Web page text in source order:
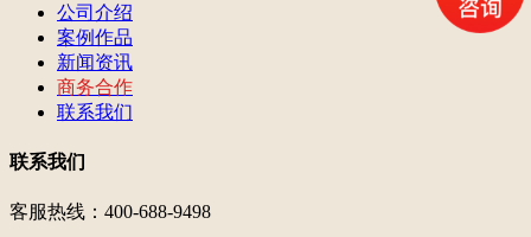
公司介绍
案例作品
新闻资讯
商务合作
联系我们
联系我们
客服热线：400-688-9498